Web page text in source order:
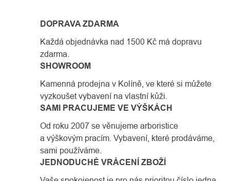
DOPRAVA ZDARMA
Každá objednávka nad 1500 Kč má dopravu
zdarma.
SHOWROOM
Kamenná prodejna v Kolíně, ve které si můžete
vyzkoušet vybavení na vlastní kůži.
SAMI PRACUJEME VE VÝŠKÁCH
Od roku 2007 se věnujeme arboristice
a výškovým pracím. Vybavení, které prodáváme,
sami používáme.
JEDNODUCHÉ VRÁCENÍ ZBOŽÍ